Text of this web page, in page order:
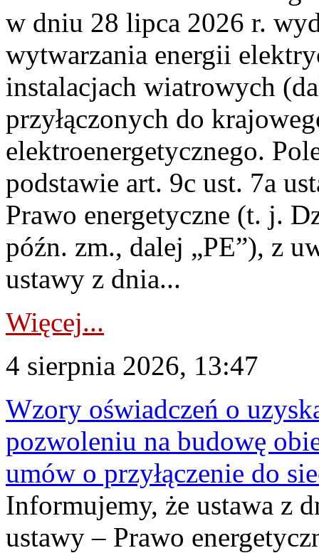
w dniu 28 lipca 2026 r.
wytwarzania energii
instalacjach wiatrowych
przyłączonych do
elektroenergetycznego.
podstawie art. 9c ust. 7a
Prawo energetyczne (t. j.
późn. zm., dalej „PE”), z
ustawy z dnia...
Więcej...
4 sierpnia 2026, 13:47
Wzory oświadczeń o
pozwoleniu na budowę
umów o przyłączenie do
Informujemy, że ustawa z
ustawy – Prawo